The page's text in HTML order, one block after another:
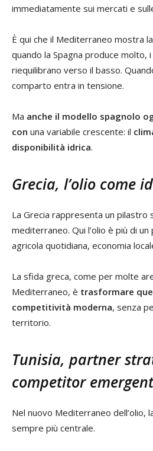
immediatamente sui mercati e
È qui che il Mediterraneo mostra
quando la Spagna produce molto,
riequilibrano verso il basso.
comparto entra in tensione.
Ma anche il modello spagnolo
con una variabile crescente: il
disponibilità idrica.
Grecia, l’olio come
La Grecia rappresenta un pilastro
mediterraneo. Qui l’olio è più di
agricola quotidiana, economia
La sfida greca, come per molte
Mediterraneo, è trasformare
competitività moderna, senza
territorio.
Tunisia, partner
competitor
Nel nuovo Mediterraneo dell’olio,
sempre più centrale.